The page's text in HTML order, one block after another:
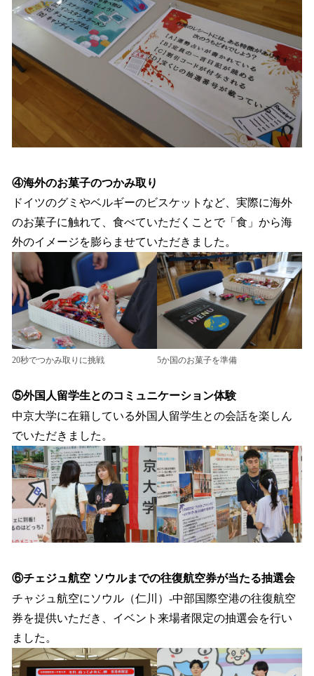
④海外のお菓子のつかみ取り
ドイツのグミやベルギーのビスケットなど、実際に海外
のお菓子に触れて、食べていただくことで「食」から海
外のイメージを膨らませていただきました。
20秒でつかみ取りに挑戦 5か国のお菓子を準備
⑤外国人留学生とのコミュニケーション体験
中京大学に在籍している外国人留学生との会話を楽しん
でいただきました。
⑥チェジュ航空 ソウルまでの往復航空券が当たる抽選会
チャジュ航空にソウル（仁川）-中部国際空港の往復航空
券を提供いただき、イベント来場者限定の抽選会を行い
ました。